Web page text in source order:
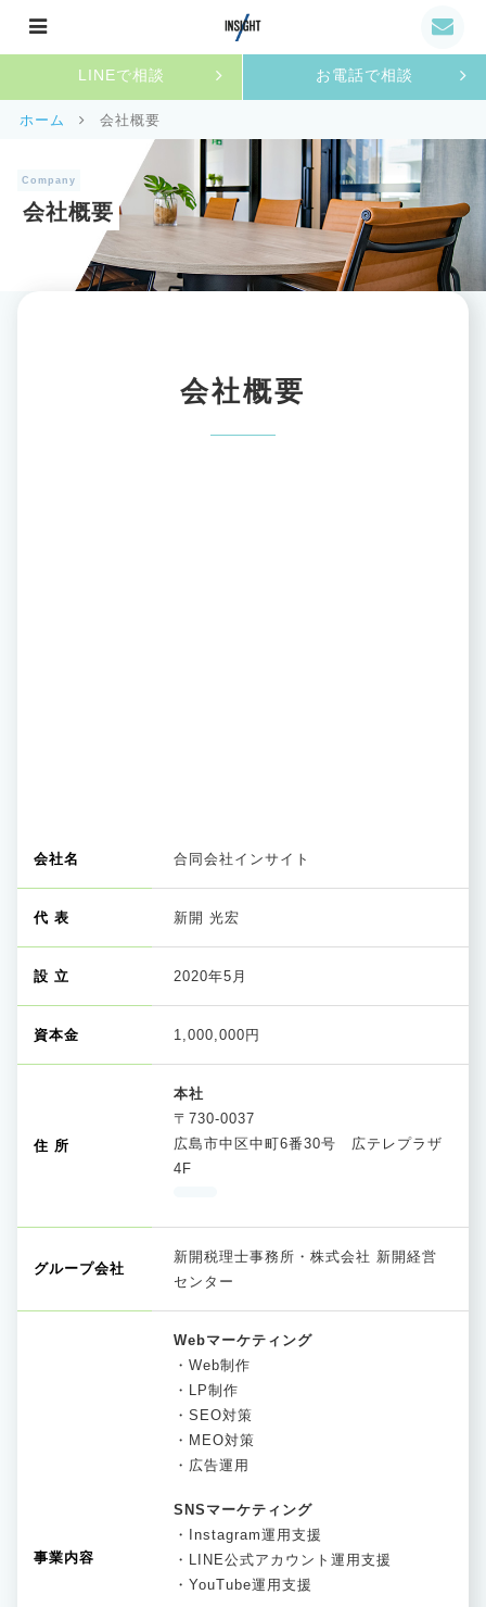
LINEで相談 お電話で相談
ホーム 会社概要
会社概要
Company
会社概要
会社名 合同会社インサイト
代 表 新開 光宏
設 立 2020年5月
資本金 1,000,000円
住 所
本社
〒730-0037
広島市中区中町6番30号 広テレプラザ
4F
グループ会社
新開税理士事務所・株式会社 新開経営
センター
事業内容
Webマーケティング
・Web制作
・LP制作
・SEO対策
・MEO対策
・広告運用
SNSマーケティング
・Instagram運用支援
・LINE公式アカウント運用支援
・YouTube運用支援